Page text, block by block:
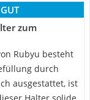
zum
Rubyu besteht
durch
ausgestattet, ist